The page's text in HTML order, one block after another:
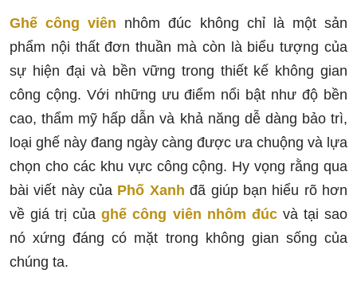
Ghế công viên nhôm đúc không chỉ là một sản
phẩm nội thất đơn thuần mà còn là biểu tượng của
sự hiện đại và bền vững trong thiết kế không gian
công cộng. Với những ưu điểm nổi bật như độ bền
cao, thẩm mỹ hấp dẫn và khả năng dễ dàng bảo trì,
loại ghế này đang ngày càng được ưa chuộng và lựa
chọn cho các khu vực công cộng. Hy vọng rằng qua
bài viết này của Phố Xanh đã giúp bạn hiểu rõ hơn
về giá trị củaghế công viên nhôm đúcvà tại sao
nó xứng đáng có mặt trong không gian sống của
chúng ta.